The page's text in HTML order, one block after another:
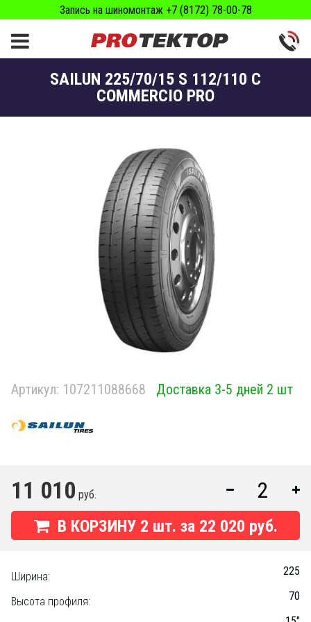
Запись на шиномонтаж +7 (8172) 78-00-78
SAILUN 225/70/15 S 112/110 C
COMMERCIO PRO
Артикул: 107211088668 Доставка 3-5 дней 2 шт
11 010 руб.
В КОРЗИНУ 2 шт. за 22 020 руб.
Ширина: 225
Высота профиля: 70